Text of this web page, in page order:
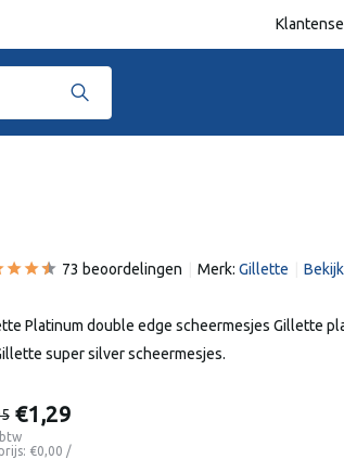
73 beoordelingen Merk: Gillette
Platinum double edge scheermesjes Gillette
super silver scheermesjes.
€1,29
€0,00 /